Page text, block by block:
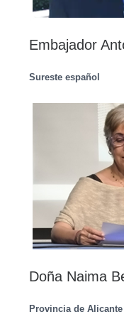
Embajador
Sureste español
Doña Naima
Provincia de Alicante